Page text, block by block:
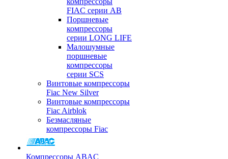
FIAC серии AB
Поршневые
компрессоры
серии LONG LIFE
Малошумные
поршневые
компрессоры
серии SCS
Винтовые компрессоры
Fiac New Silver
Винтовые компрессоры
Fiac Airblok
Безмасляные
компрессоры Fiac
Компрессоры ABAC